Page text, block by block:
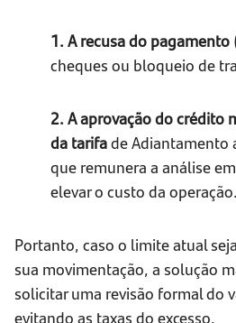
1. A recusa do pagamento
cheques ou bloqueio de
2. A aprovação do crédito
da tarifade Adiantamento
que remunera a análise
elevar o custo da operação.
Portanto, caso o limite atual
sua movimentação, a solução
solicitar uma revisão formal do
evitando as taxas do excesso.